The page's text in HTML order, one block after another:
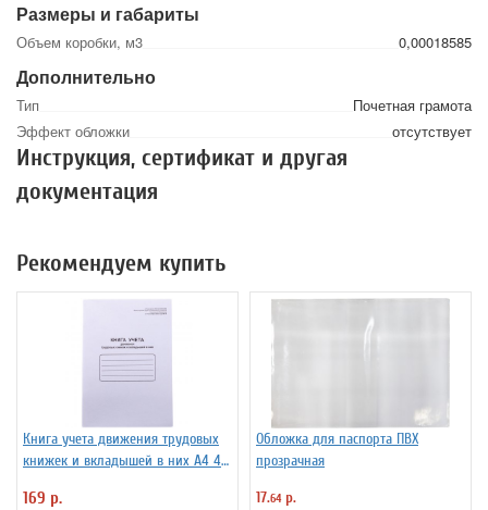
Размеры и габариты
Объем коробки, м3 0,00018585
Дополнительно
Тип
Почетная грамота
Эффект обложки
отсутствует
Инструкция, сертификат и другая
документация
Рекомендуем купить
Книга учета движения трудовых
книжек и вкладышей в них А4 48
169 р.
Обложка для паспорта ПВХ
прозрачная
17.64р.